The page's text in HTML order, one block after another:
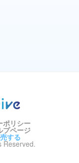
ポリシー
プページ
する
Reserved.